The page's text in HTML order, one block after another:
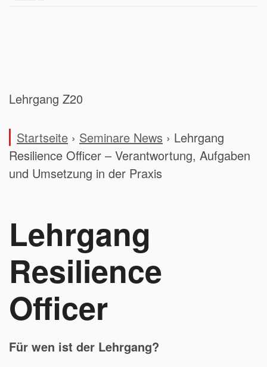
Lehrgang Z20
Startseite › Seminare News › Lehrgang
Resilience Officer – Verantwortung, Aufgaben
und Umsetzung in der Praxis
Lehrgang
Resilience
Officer
Für wen ist der Lehrgang?